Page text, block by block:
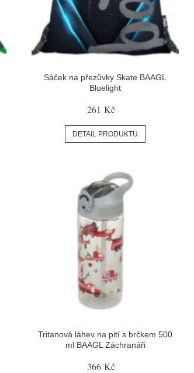
Sáček na přezůvky Skate BAAGL
Bluelight
261 Kč
DETAIL PRODUKTU
Tritanová láhev na pití s brčkem 500
ml BAAGL Záchranáři
366 Kč